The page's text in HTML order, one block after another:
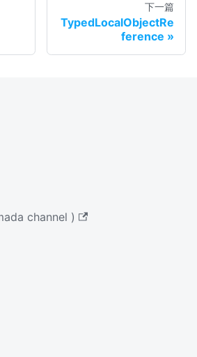
下一篇
TypedLocalObjectRe
ference
channel )